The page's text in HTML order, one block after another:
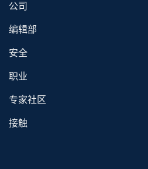
公司
编辑部
安全
职业
专家社区
接触